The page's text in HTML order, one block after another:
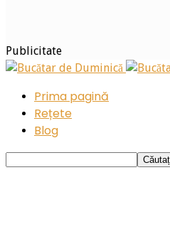
Publicitate
Prima pagină
Rețete
Blog